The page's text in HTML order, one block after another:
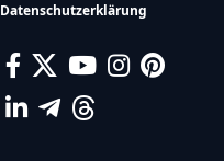
Datenschutzerklärung